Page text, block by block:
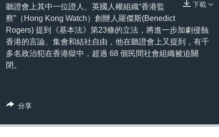
美國透視
建國史話
廣播節目表
其他語言網站
下載
聽證會上其中一位證人、英國人權組織“香港監
察”（Hong Kong Watch）創辦人羅傑斯(Benedict
Rogers) 提到《基本法》第23條的立法，將進一步加劇侵蝕
香港的言論、集會和結社自由，他在聽證會上又提到，有千
多名政治犯在香港獄中，超過 68 個民間社會組織被迫關
閉。
分享